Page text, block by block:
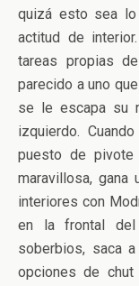
quizá esto sea lo
actitud de
tareas propias
parecido a uno
se le escapa su
izquierdo.
puesto de pivote
maravillosa,
interiores con
en la frontal
soberbios, saca
opciones de chut